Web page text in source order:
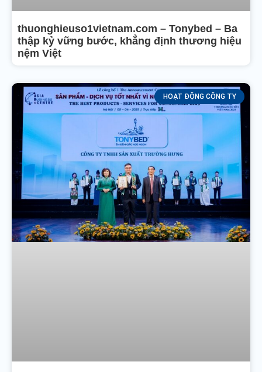
thuonghieuso1vietnam.com – Tonybed – Ba
thập kỷ vững bước, khẳng định thương hiệu
nệm Việt
HOẠT ĐỘNG CÔNG TY